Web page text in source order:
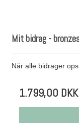
Mit bidrag -
Når alle bidrager
1.799,00 DKK